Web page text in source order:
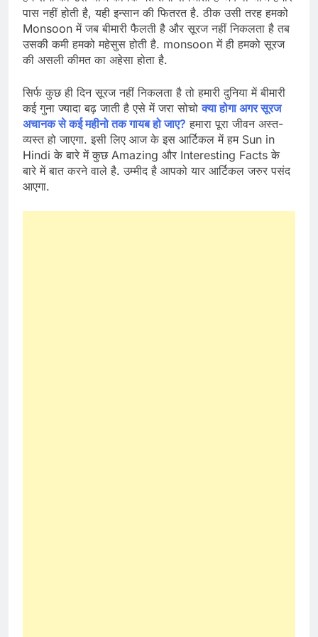
पास नहीं होती है, यही इन्सान की फितरत है. ठीक उसी तरह हमको
Monsoon में जब बीमारी फैलती है और सूरज नहीं निकलता है तब
उसकी कमी हमको महेसुस होती है. monsoon में ही हमको सूरज
की असली कीमत का अहेसा होता है.
सिर्फ कुछ ही दिन सूरज नहीं निकलता है तो हमारी दुनिया में बीमारी
कई गुना ज्यादा बढ़ जाती है एसे में जरा सोचोक्या होगा अगर सूरज
अचानक से कई महीनो तक गायब हो जाए? हमारा पूरा जीवन अस्त-
व्यस्त हो जाएगा. इसी लिए आज के इस आर्टिकल में हम Sun in
Hindi के बारे में कुछ Amazing और Interesting Facts के
बारे में बात करने वाले है. उम्मीद है आपको यार आर्टिकल जरुर पसंद
आएगा.